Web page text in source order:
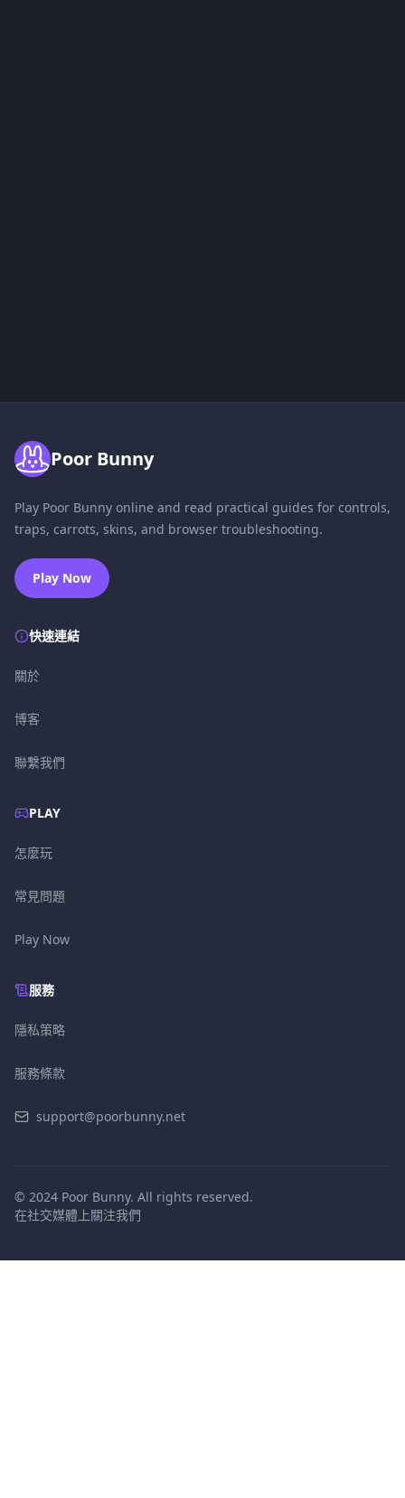
Poor Bunny
Play Poor Bunny online and read practical guides for controls,
traps, carrots, skins, and browser troubleshooting.
Play Now
快速連結
關於
博客
聯繫我們
PLAY
怎麼玩
常見問題
Play Now
服務
隱私策略
服務條款
support@poorbunny.net
© 2024 Poor Bunny. All rights reserved.
在社交媒體上關注我們